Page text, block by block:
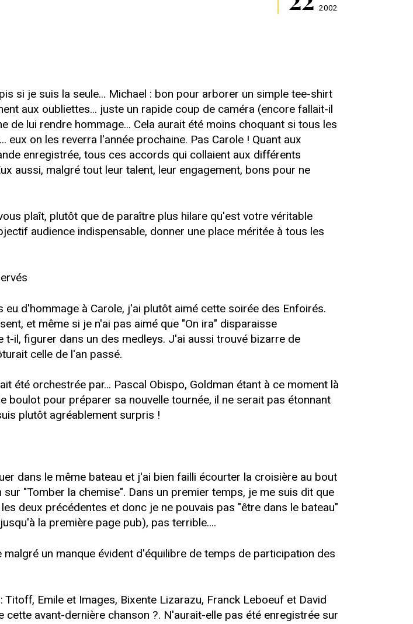
2002
si je suis la seule... Michael : bon pour arborer un simple tee-shirt
aux oubliettes... juste un rapide coup de caméra (encore fallait-il
de lui rendre hommage... Cela aurait été moins choquant si tous les
eux on les reverra l'année prochaine. Pas Carole ! Quant aux
enregistrée, tous ces accords qui collaient aux différents
aussi, malgré tout leur talent, leur engagement, bons pour ne
plaît, plutôt que de paraître plus hilare qu'est votre véritable
audience indispensable, donner une place méritée à tous les
d'hommage à Carole, j'ai plutôt aimé cette soirée des Enfoirés.
et même si je n'ai pas aimé que "On ira" disparaisse
il, figurer dans un des medleys. J'ai aussi trouvé bizarre de
celle de l'an passé.
été orchestrée par... Pascal Obispo, Goldman étant à ce moment là
pour préparer sa nouvelle tournée, il ne serait pas étonnant
plutôt agréablement surpris !
dans le même bateau et j'ai bien failli écourter la croisière au bout
"Tomber la chemise". Dans un premier temps, je me suis dit que
deux précédentes et donc je ne pouvais pas "être dans le bateau"
la première page pub), pas terrible....
un manque évident d'équilibre de temps de participation des
Emile et Images, Bixente Lizarazu, Franck Leboeuf et David
avant-dernière chanson ?. N'aurait-elle pas été enregistrée sur